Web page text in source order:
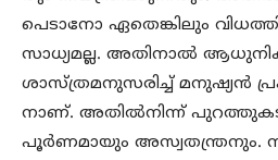
പെടാനോ ഏതെങ്കിലും
സാധ്യമല്ല. അതിനാൽ
ശാസ്ത്രമനുസരിച്ച് മനുഷ്യൻ
നാണ്. അതിൽനിന്ന്
പൂർണമായും അസ്വതന്ത്രനും.